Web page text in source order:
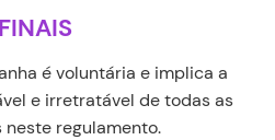
é voluntária e implica a
e irretratável de todas as
regulamento.